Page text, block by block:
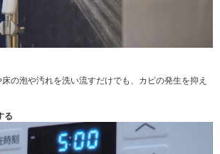
の泡や汚れを洗い流すだけでも、カビの発生を抑え
る